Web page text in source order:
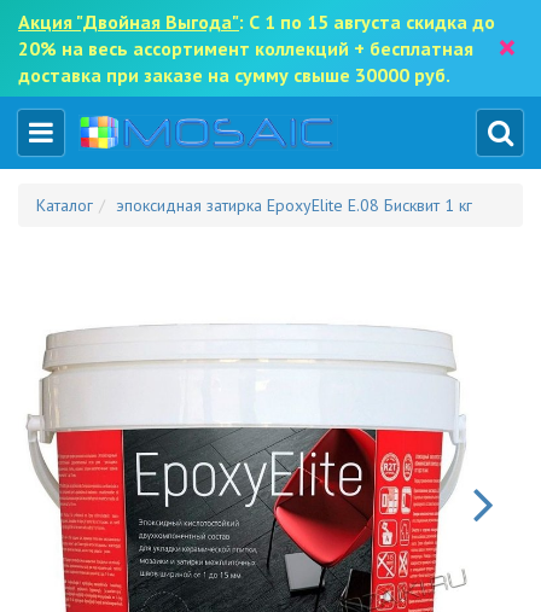
Акция "Двойная Выгода": С 1 по 15 августа скидка до
20% на весь ассортимент коллекций + бесплатная
доставка при заказе на сумму свыше 30000 руб.
×
Каталог эпоксидная затирка EpoxyElite E.08 Бисквит 1 кг